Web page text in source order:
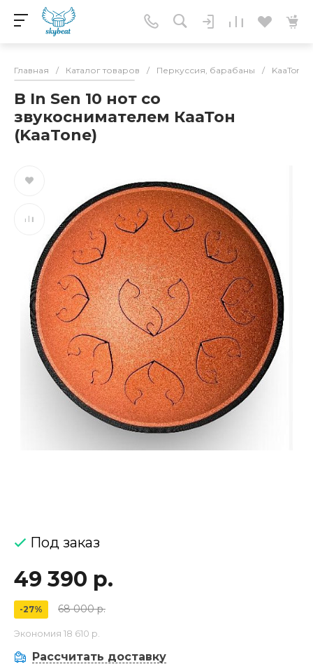
Главная / Каталог товаров / Перкуссия, барабаны /
B In Sen 10 нот со
звукоснимателем КааТон
(KaaTone)
Под заказ
49 390 р.
-27% 68 000 р.
Экономия 18 610 р.
Рассчитать доставку